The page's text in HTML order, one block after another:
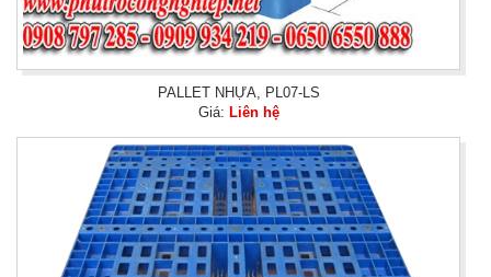
*) Lưu ý: Pallet nhựa này không dùng được cho
các loại xe nâng. Chỉ để cố định một vị trí
PALLET NHỰA, PL07-LS
Giá: Liên hệ
ĐĂNG THỊNH PHÁT chuyên cung cấp hàng phụ trợ
công nghiệp: Pallet nhựa mới, Pallet nhựa cũ, Pallet gỗ,
Lồng sắt, Tấm lót sàn, Sọt chứa hàng...